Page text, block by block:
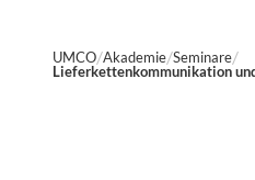
UMCO Akademie Seminare
Lieferkettenkommunikation